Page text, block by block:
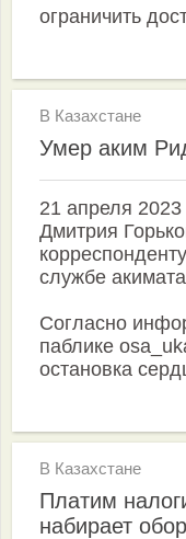
ограничить
В Казахстане
Умер аким
21 апреля
Дмитрия
службе
Согласно
паблике
остановка
В Казахстане
Платим
набирает